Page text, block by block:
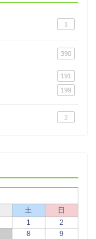
1
390
191
199
2
土
日
1
2
8
9